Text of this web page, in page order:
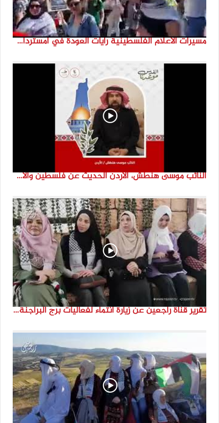
مسيرات الاعلام الفلسطينية رايات العودة في امستردام #النكبة74 #انتماء2022 #القدس_موعدنا
النائب موسى هنطش، الأردن الحديث عن فلسطين والاقصى هو عنصر تحدي من تحديات الأُمة في تاريخها الطويل. #انتماء2022
تقرير قناة راجعين عن زيارة انتماء لفعاليات برج البراجنة اعداد جنى شحرور